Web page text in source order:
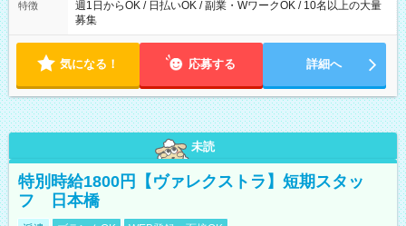
特徴
週1日からOK / 日払いOK / 副業・WワークOK / 10名以上の大量
募集
気になる！ 応募する 詳細へ
未読
特別時給1800円【ヴァレクストラ】短期スタッ
フ 日本橋